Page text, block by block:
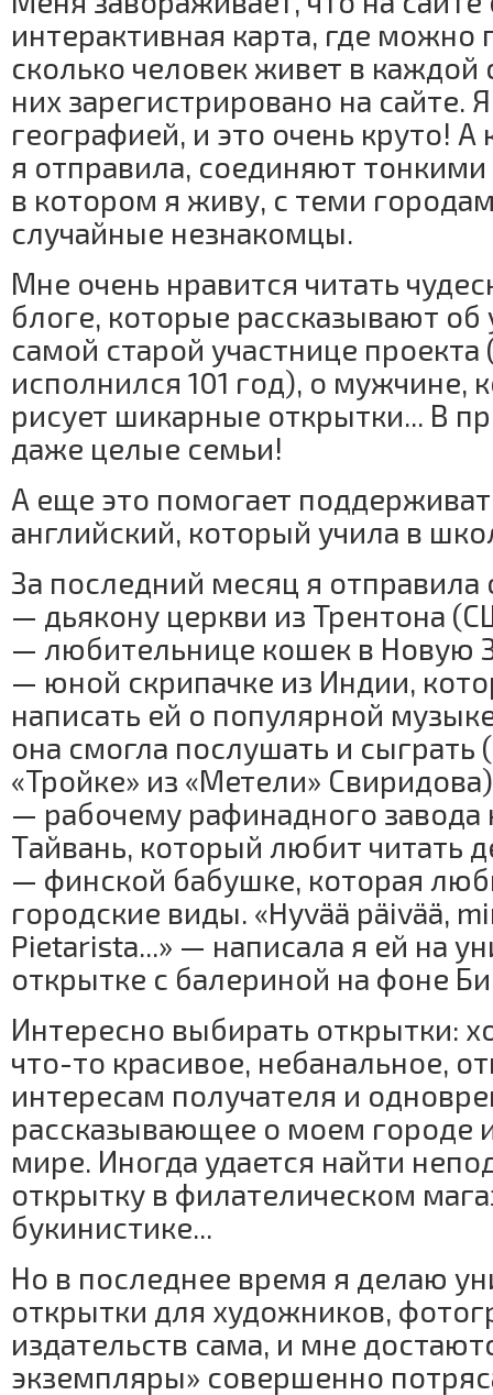
интерактивная карта, где можно
сколько человек живет в каждой
них зарегистрировано на сайте.
географией, и это очень круто! А
я отправила, соединяют
в котором я живу, с теми
случайные незнакомцы.
Мне очень нравится читать
блоге, которые рассказывают об
самой старой участнице проекта
исполнился 101 год), о мужчине,
рисует шикарные открытки... В
даже целые семьи!
А еще это помогает
английский, который учила в
За последний месяц я отправила
— дьякону церкви из Трентона
— любительнице кошек в Новую
— юной скрипачке из Индии,
написать ей о популярной
она смогла послушать и сыграть
«Тройке» из «Метели»
— рабочему рафинадного завода
Тайвань, который любит читать
— финской бабушке, которая
городские виды. «Hyvää päivää,
Pietarista...» — написала я ей на
открытке с балериной на фоне
Интересно выбирать открытки:
что-то красивое, небанальное,
интересам получателя и
рассказывающее о моем городе
мире. Иногда удается найти
открытку в филателическом
букинистике...
Но в последнее время я делаю
открытки для художников,
издательств сама, и мне
экземпляры» совершенно